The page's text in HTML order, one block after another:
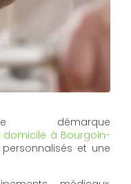
à Bourgoin-
et une